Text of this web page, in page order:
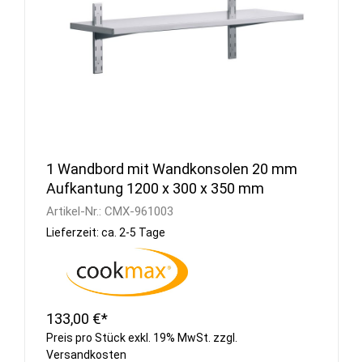
1 Wandbord mit Wandkonsolen 20 mm
Aufkantung 1200 x 300 x 350 mm
Artikel-Nr.: CMX-961003
Lieferzeit: ca. 2-5 Tage
133,00 €*
Preis pro Stück exkl. 19% MwSt. zzgl.
Versandkosten